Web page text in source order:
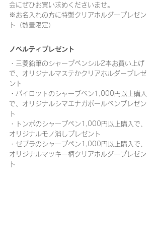
会にぜひお買い求めくださいませ。
※お名入れの方に特製クリアホルダープレゼン
ト（数量限定）
ノベルティプレゼント
・三菱鉛筆のシャープペンシル2本お買い上げ
で、オリジナルマステかクリアホルダープレゼ
ント
・パイロットのシャープペン1,000円以上購入
で、オリジナルシマエナガボールペンプレゼン
ト
・トンボのシャープペン1,000円以上購入で、
オリジナルモノ消しプレゼント
・ゼブラのシャープペン1,000円以上購入で、
オリジナルマッキー柄クリアホルダープレゼン
ト